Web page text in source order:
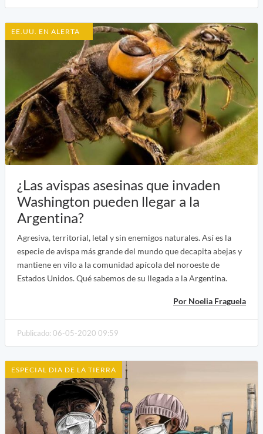
EE.UU. EN ALERTA
¿Las avispas asesinas que invaden
Washington pueden llegar a la
Argentina?
Agresiva, territorial, letal y sin enemigos naturales. Así es la
especie de avispa más grande del mundo que decapita abejas y
mantiene en vilo a la comunidad apícola del noroeste de
Estados Unidos. Qué sabemos de su llegada a la Argentina.
Por Noelia Fraguela
Publicado: 06-05-2020 09:59
ESPECIAL DIA DE LA TIERRA